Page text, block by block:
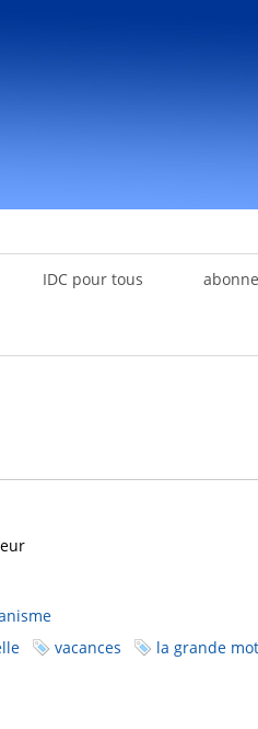
IDC pour tous
vacances
la grande